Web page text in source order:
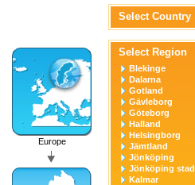
Europe
Select Country
Select Region
Blekinge
Dalarna
Gotland
Gävleborg
Göteborg
Halland
Helsingborg
Jämtland
Jönköping
Jönköping stad
Kalmar